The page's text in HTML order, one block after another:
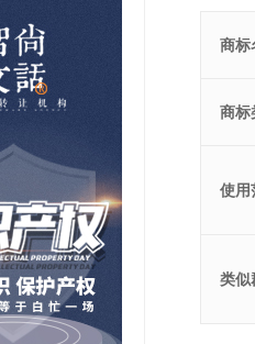
商标
商标
使用
类似